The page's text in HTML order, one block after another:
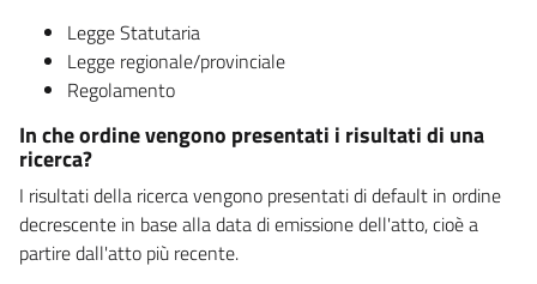
Legge Statutaria
Legge regionale/provinciale
Regolamento
In che ordine vengono presentati i risultati di una
ricerca?
I risultati della ricerca vengono presentati di default in ordine
decrescente in base alla data di emissione dell'atto, cioè a
partire dall'atto più recente.